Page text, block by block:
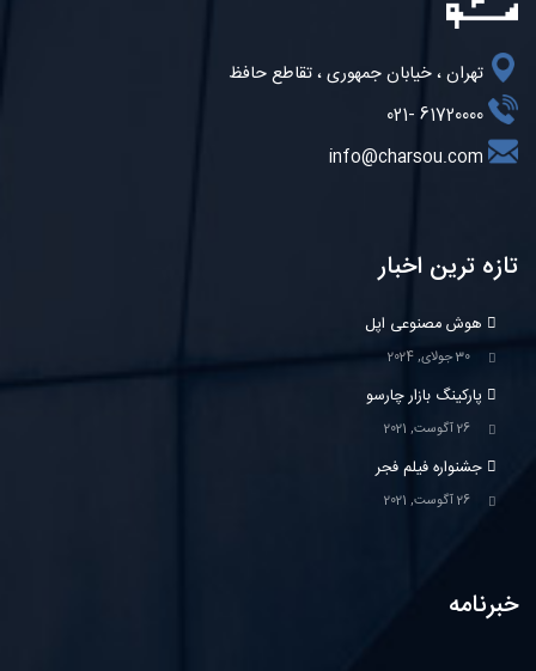
تهران ، خیابان جمهوری ، تقاطع حافظ
تازه ترین اخبار
هوش مصنوعی اپل
30 جولای, 2024
پاركينگ بازار چارسو
26 آگوست, 2021
جشنواره فیلم فجر
26 آگوست, 2021
خبرنامه